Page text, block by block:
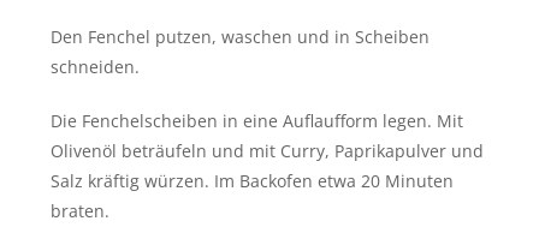
Den Fenchel putzen, waschen und in Scheiben
schneiden.
Die Fenchelscheiben in eine Auflaufform legen. Mit
Olivenöl beträufeln und mit Curry, Paprikapulver und
Salz kräftig würzen. Im Backofen etwa 20 Minuten
braten.